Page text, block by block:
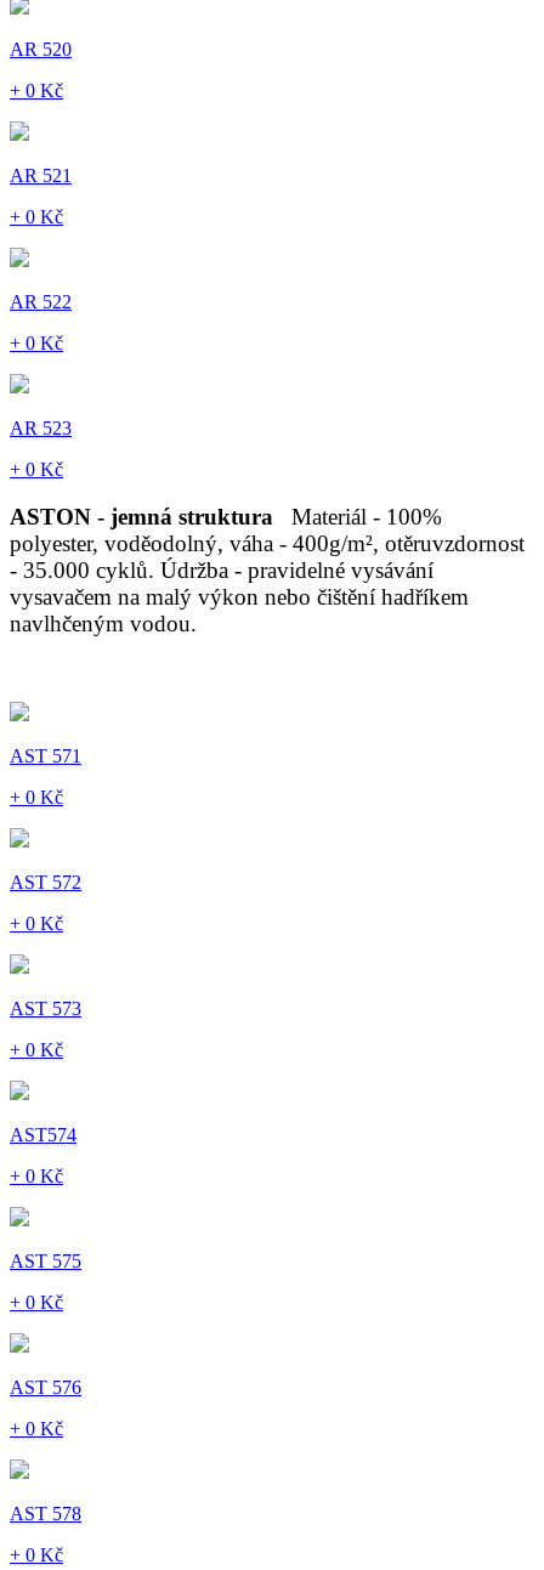
AR 520
+ 0 Kč
AR 521
+ 0 Kč
AR 522
+ 0 Kč
AR 523
+ 0 Kč
ASTON - jemná struktura
Materiál - 100%
polyester, voděodolný, váha - 400g/m², otěruvzdornost
- 35.000 cyklů. Údržba - pravidelné vysávání
vysavačem na malý výkon nebo čištění hadříkem
navlhčeným vodou.
AST 571
+ 0 Kč
AST 572
+ 0 Kč
AST 573
+ 0 Kč
AST574
+ 0 Kč
AST 575
+ 0 Kč
AST 576
+ 0 Kč
AST 578
+ 0 Kč